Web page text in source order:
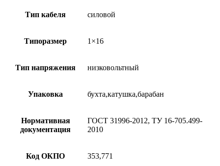
Тип кабеля силовой
Типоразмер 1×16
Тип напряжения низковольтный
Упаковка бухта,катушка,барабан
Нормативная
документация
ГОСТ 31996-2012, ТУ 16-705.499-
2010
Код ОКПО 353,771